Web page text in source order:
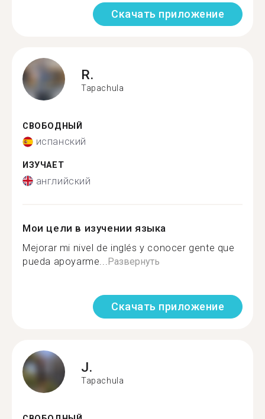
Скачать приложение
R.
Tapachula
СВОБОДНЫЙ
испанский
ИЗУЧАЕТ
английский
Мои цели в изучении языка
Mejorar mi nivel de inglés y conocer gente que
pueda apoyarme... Развернуть
Скачать приложение
J.
Tapachula